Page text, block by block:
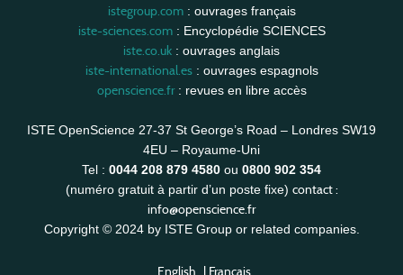
istegroup.com: ouvrages français
iste-sciences.com: Encyclopédie SCIENCES
iste.co.uk : ouvrages anglais
iste-international.es: ouvrages espagnols
openscience.fr: revues en libre accès
ISTE OpenScience 27-37 St George’s Road – Londres SW19
4EU – Royaume-Uni
Tel : 0044 208 879 4580 ou 0800 902 354
(numéro gratuit à partir d’un poste fixe) contact :
info@openscience.fr
Copyright © 2024 by ISTE Group or related companies.
English | Français